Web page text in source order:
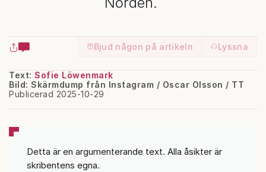
Bjud någon på artikeln Lyssna
Text: Sofie Löwenmark
Publicerad 2025-10-29
Bild: Skärmdump från Instagram / Oscar Olsson / TT
Detta är en argumenterande text. Alla åsikter är
skribentens egna.